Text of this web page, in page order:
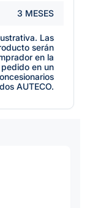
3 MESES
Las
serán
en la
en un
AUTECO.